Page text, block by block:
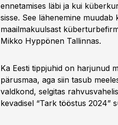
ennetamises läbi ja kui
sisse. See lähenemine
maailmakuulsast
Mikko Hyppönen Tallinnas.
Ka Eesti tippjuhid on harjunud
pärusmaa, aga siin tasub
valdkond, selgitas
kevadisel “Tark tööstus 2024”